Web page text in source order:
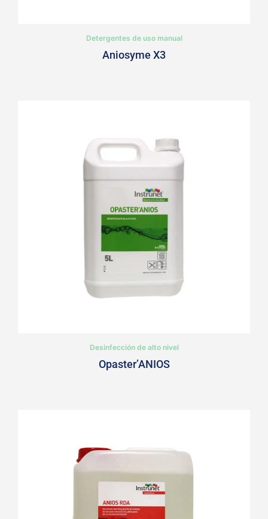
Detergentes de uso manual
Aniosyme X3
Desinfección de alto nivel
Opaster’ANIOS